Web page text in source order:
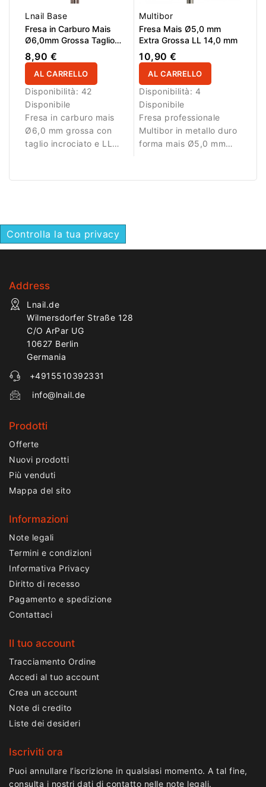
Lnail Base
Fresa in Carburo Mais
Ø6,0mm Grossa Taglio
Incrociato LL 14,5mm
8,90 €
AL CARRELLO
Disponibilità: 42
Disponibile
Fresa in carburo mais
Ø6,0 mm grossa con
taglio incrociato e LL
materiale.
Multibor
Fresa Mais Ø5,0 mm
Extra Grossa LL 14,0 mm
10,90 €
AL CARRELLO
Disponibilità: 4
Disponibile
Fresa professionale
Multibor in metallo duro
forma mais Ø5,0 mm
mm per rimozione
Controlla la tua privacy
Address
Lnail.de
Wilmersdorfer Straße 128
C/O ArPar UG
10627 Berlin
Germania
+4915510392331
info@lnail.de
Prodotti
Offerte
Nuovi prodotti
Più venduti
Mappa del sito
Informazioni
Note legali
Termini e condizioni
Informativa Privacy
Diritto di recesso
Pagamento e spedizione
Contattaci
Il tuo account
Tracciamento Ordine
Accedi al tuo account
Crea un account
Note di credito
Liste dei desideri
Iscriviti ora
Puoi annullare l’iscrizione in qualsiasi momento. A tal fine,
consulta i nostri dati di contatto nelle note legali.